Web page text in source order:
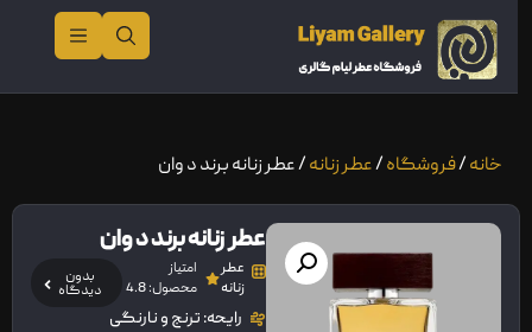
خانه/فروشگاه/عطر زنانه/ عطر زنانه برند د وان
عطر زنانه برند د وان
عطر
زنانه
امتیاز
محصول: 4.8
بدون
دیدگاه
رایحه: ترنج و نارنگی